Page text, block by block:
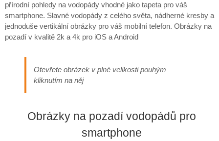
přírodní pohledy na vodopády vhodné jako tapeta pro váš
smartphone. Slavné vodopády z celého světa, nádherné kresby a
jednoduše vertikální obrázky pro váš mobilní telefon. Obrázky na
pozadí v kvalitě 2k a 4k pro iOS a Android
Otevřete obrázek v plné velikosti pouhým
kliknutím na něj
Obrázky na pozadí vodopádů pro
smartphone